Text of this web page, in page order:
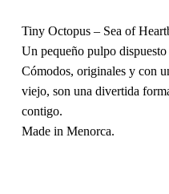
Tiny Octopus – Sea of
Un pequeño pulpo dispuesto
Cómodos, originales y con
viejo, son una divertida
contigo.
Made in Menorca.